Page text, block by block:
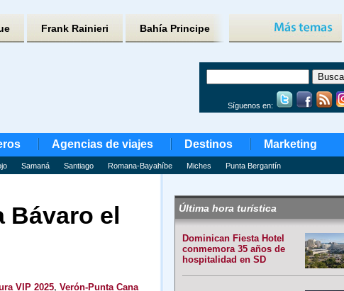
Frank Rainieri Bahía Principe
Síguenos en:
Agencias de viajes Destinos Marketing
Samaná Santiago Romana-Bayahíbe Miches Punta Bergantín
Bávaro el
VIP 2025, Verón-Punta Cana
Última hora turística
Dominican Fiesta Hotel
conmemora 35 años de
hospitalidad en SD